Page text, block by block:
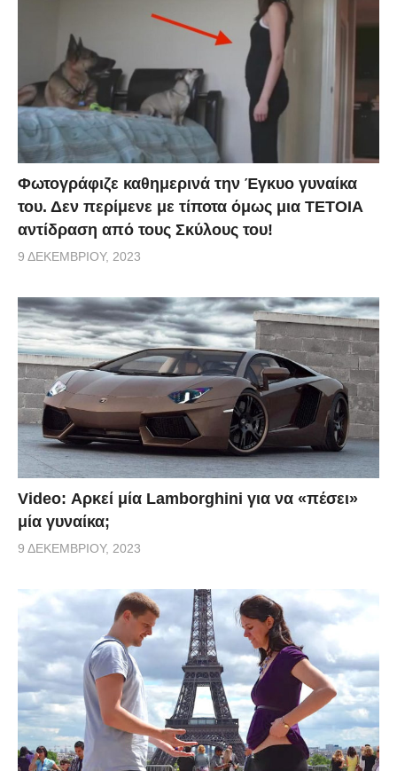
Φωτογράφιζε καθημερινά την Έγκυο γυναίκα
του. Δεν περίμενε με τίποτα όμως μια ΤΕΤΟΙΑ
αντίδραση από τους Σκύλους του!
9 ΔΕΚΕΜΒΡΊΟΥ, 2023
Video: Αρκεί μία Lamborghini για να «πέσει»
μία γυναίκα;
9 ΔΕΚΕΜΒΡΊΟΥ, 2023